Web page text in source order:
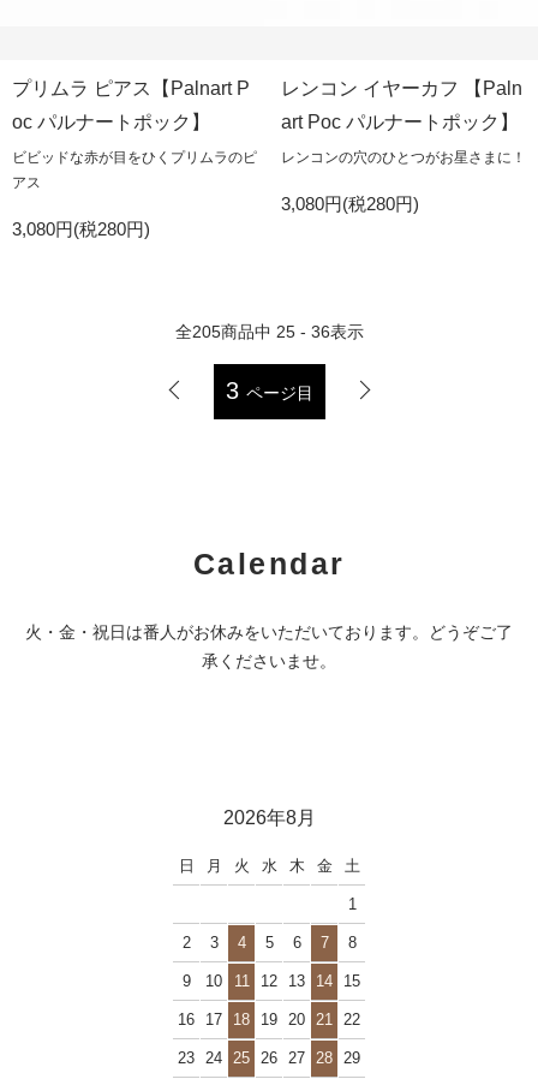
プリムラ ピアス【Palnart P
oc パルナートポック】
ビビッドな赤が目をひくプリムラのピ
アス
3,080円(税280円)
レンコン イヤーカフ 【Paln
art Poc パルナートポック】
レンコンの穴のひとつがお星さまに！
3,080円(税280円)
全205商品中 25 - 36表示
3 ページ目
Calendar
火・金・祝日は番人がお休みをいただいております。どうぞご了
承くださいませ。
2026年8月
日 月 火 水 木 金 土
1
2 3 4 5 6 7 8
9 10 11 12 13 14 15
16 17 18 19 20 21 22
23 24 25 26 27 28 29